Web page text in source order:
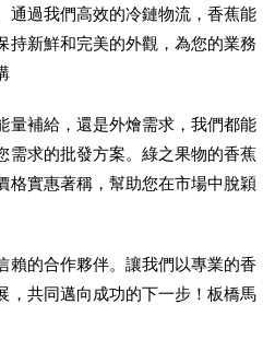
通過我們高效的冷鏈物流，香蕉能
持新鮮和完美的外觀，為您的業務
量補給，還是外燴需求，我們都能
需求的批發方案。綠之果物的香蕉
格實惠著稱，幫助您在市場中脫穎
賴的合作夥伴。讓我們以專業的香
，共同邁向成功的下一步！板橋馬